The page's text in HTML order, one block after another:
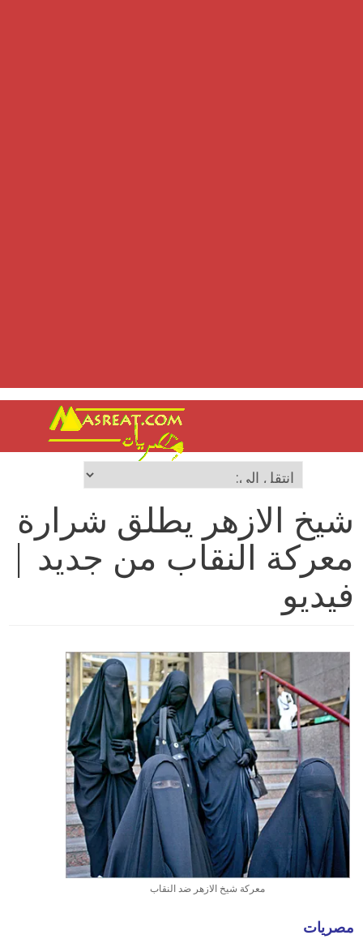
شيخ الازهر يطلق شرارة
معركة النقاب من جديد |
فيديو
معركة شيخ الازهر ضد النقاب
مصريات